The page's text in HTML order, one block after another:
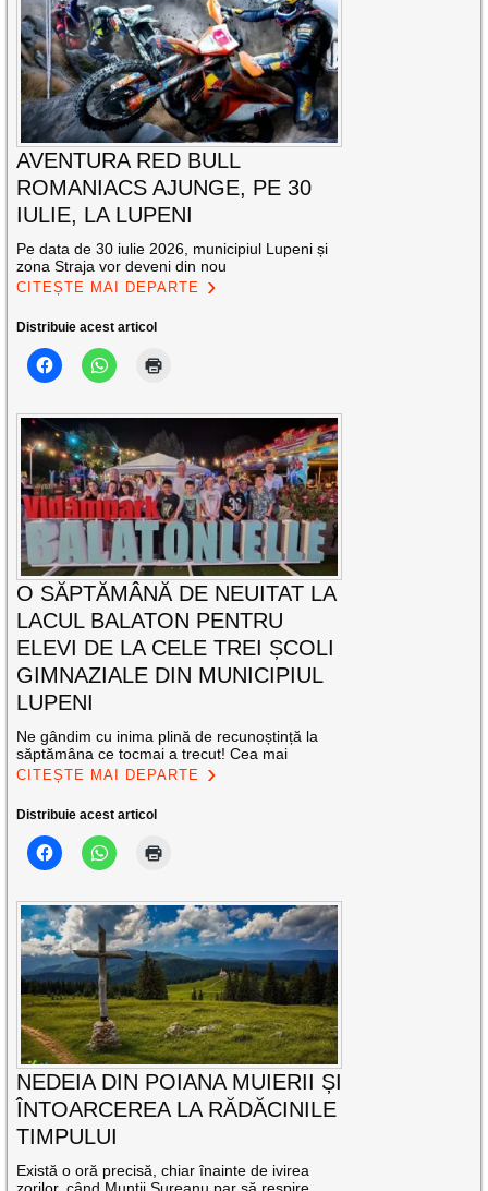
AVENTURA RED BULL
ROMANIACS AJUNGE, PE 30
IULIE, LA LUPENI
Pe data de 30 iulie 2026, municipiul Lupeni și
zona Straja vor deveni din nou
CITEȘTE MAI DEPARTE
Distribuie acest articol
O SĂPTĂMÂNĂ DE NEUITAT LA
LACUL BALATON PENTRU
ELEVI DE LA CELE TREI ȘCOLI
GIMNAZIALE DIN MUNICIPIUL
LUPENI
Ne gândim cu inima plină de recunoștință la
săptămâna ce tocmai a trecut! Cea mai
CITEȘTE MAI DEPARTE
Distribuie acest articol
NEDEIA DIN POIANA MUIERII ȘI
ÎNTOARCEREA LA RĂDĂCINILE
TIMPULUI
Există o oră precisă, chiar înainte de ivirea